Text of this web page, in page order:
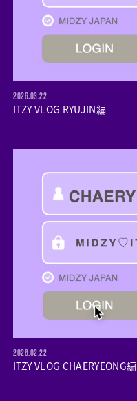
2026.03.22
ITZY VLOG RYUJIN編
2026.02.22
ITZY VLOG CHAERYEONG編